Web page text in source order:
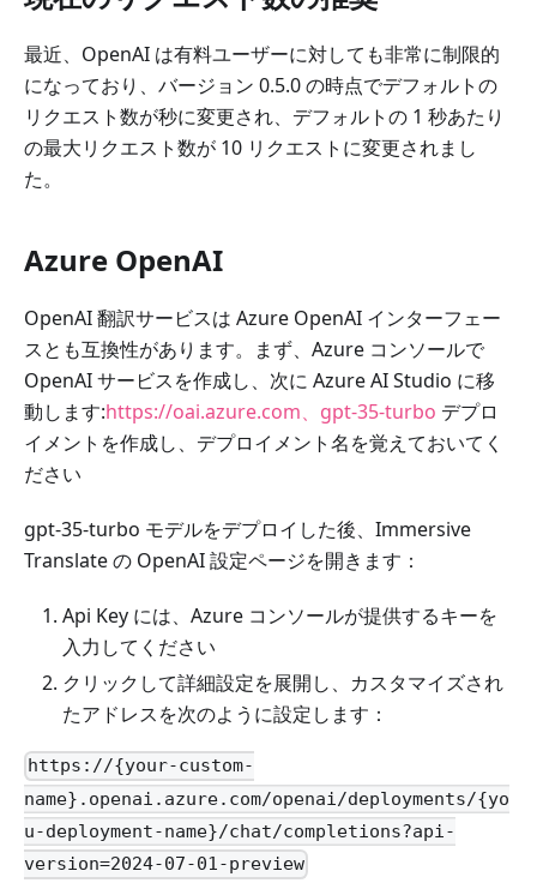
最近、OpenAI は有料ユーザーに対しても非常に制限的
になっており、バージョン 0.5.0 の時点でデフォルトの
リクエスト数が秒に変更され、デフォルトの 1 秒あたり
の最大リクエスト数が 10 リクエストに変更されまし
た。
Azure OpenAI
OpenAI 翻訳サービスは Azure OpenAI インターフェー
スとも互換性があります。まず、Azure コンソールで
OpenAI サービスを作成し、次に Azure AI Studio に移
動します:https://oai.azure.com、gpt-35-turbo デプロ
イメントを作成し、デプロイメント名を覚えておいてく
ださい
gpt-35-turbo モデルをデプロイした後、Immersive
Translate の OpenAI 設定ページを開きます：
Api Key には、Azure コンソールが提供するキーを
入力してください
クリックして詳細設定を展開し、カスタマイズされ
たアドレスを次のように設定します：
https://{your-custom-
name}.openai.azure.com/openai/deployments/{yo
u-deployment-name}/chat/completions?api-
version=2024-07-01-preview